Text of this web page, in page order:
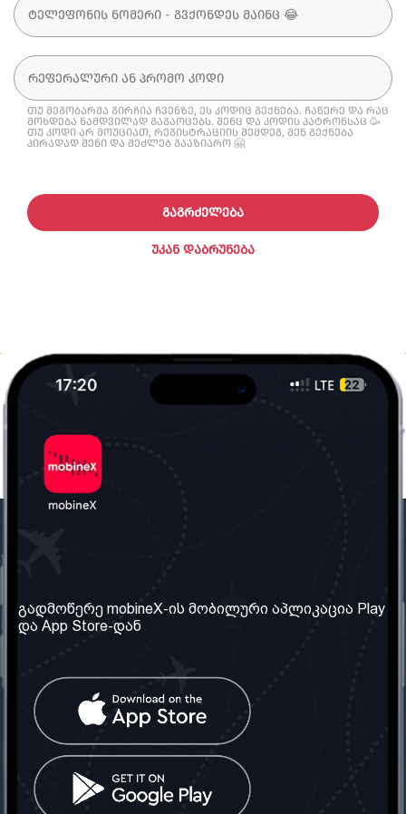
თუ მეგობარმა გირჩია ჩვენზე, ეს კოდიც გექნება. ჩაწერე და რაც
მოხდება ნამდვილად გაგაოცებს. შენც და კოდის პატრონსაც 🥳
თუ კოდი არ მოუციათ, რეგისტრაციის შემდეგ, შენ გექნება
პირადად შენი და შეძლებ გააზიარო 🤗
ᲣᲙᲐᲜ ᲓᲐᲑᲠᲣᲜᲔᲑᲐ
ᲒᲐᲒᲠᲫᲔᲚᲔᲑᲐ
ჩვენ შესახებ
ჩვენი სერვისები
წესები და პირობები
კითხვები
კონტაქტი
საქართველო: თბილისი
ტელ: 032 2 04 00 50
სოციალური ქსელი
გადმოწერე mobineX-ის მობილური აპლიკაცია Play
და App Store-დან